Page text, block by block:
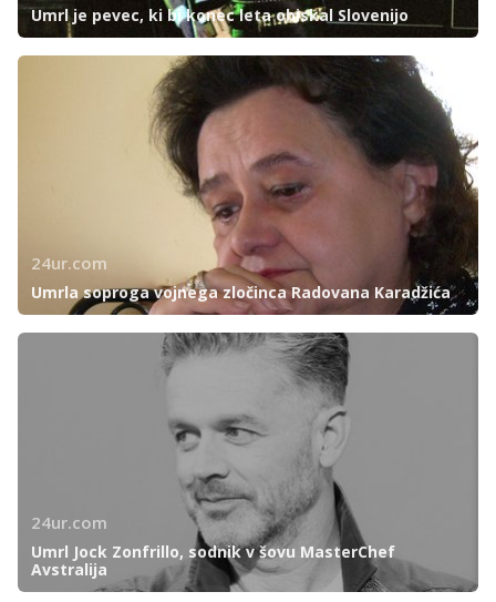
Umrl je pevec, ki bi konec leta obiskal Slovenijo
24ur.com
Umrla soproga vojnega zločinca Radovana Karadžića
24ur.com
Umrl Jock Zonfrillo, sodnik v šovu MasterChef
Avstralija